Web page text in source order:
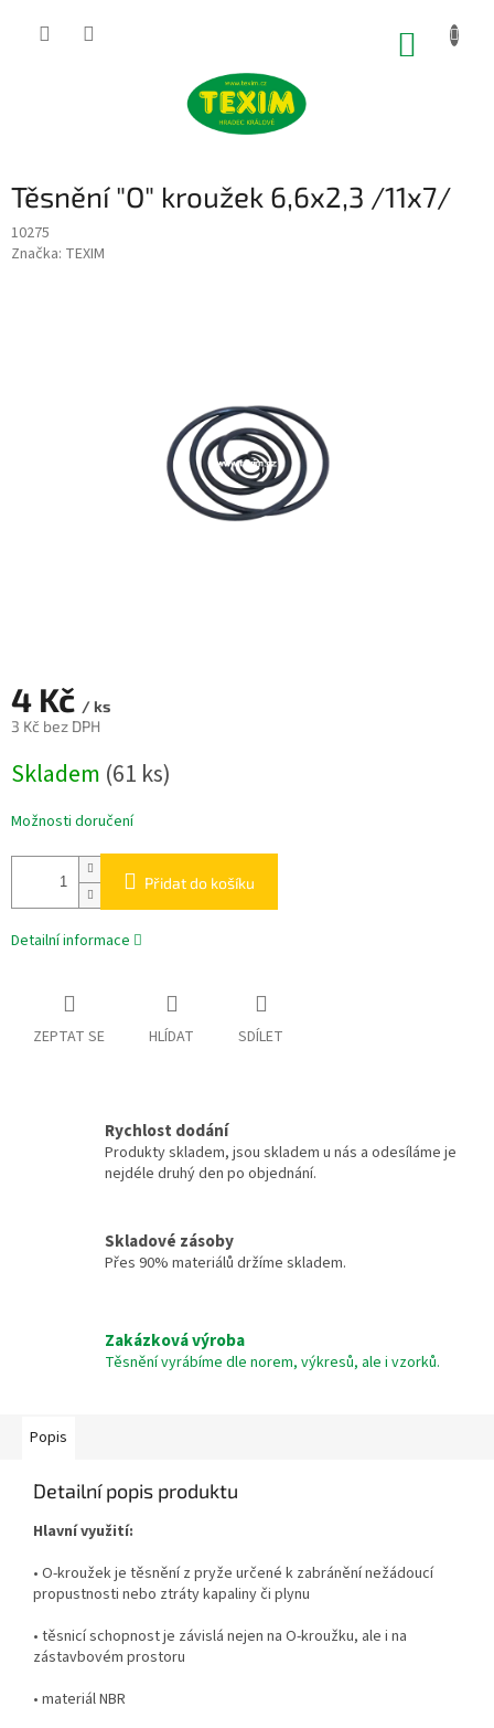
Těsnění "O" kroužek 6,6x2,3 /11x7/
10275
Značka: TEXIM
4 Kč / ks
3 Kč bez DPH
cena:
Skladem (61 ks)
Možnosti doručení
Přidat do košíku
Detailní informace
ZEPTAT SE HLÍDAT SDÍLET
Rychlost dodání
Produkty skladem, jsou skladem u nás a odesíláme je
nejdéle druhý den po objednání.
Skladové zásoby
Přes 90% materiálů držíme skladem.
Zakázková výroba
Těsnění vyrábíme dle norem, výkresů, ale i vzorků.
Popis
Detailní popis produktu
Hlavní využití:
• O-kroužek je těsnění z pryže určené k zabránění nežádoucí
propustnosti nebo ztráty kapaliny či plynu
• těsnicí schopnost je závislá nejen na O-kroužku, ale i na
zástavbovém prostoru
• materiál NBR